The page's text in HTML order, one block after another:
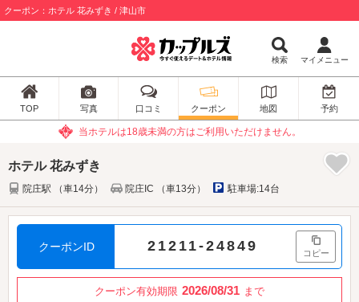
クーポン：ホテル 花みずき / 津山市
検索 マイメニュー
TOP 写真 口コミ クーポン 地図 予約
当ホテルは18歳未満の方はご利用いただけません。
ホテル 花みずき
院庄駅 （車14分） 院庄IC （車13分） 駐車場:14台
クーポンID 21211-24849 コピー
クーポン有効期限 2026/08/31 まで